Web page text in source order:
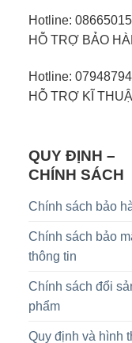
Hotline:
HỖ TRỢ BẢO
Hotline:
HỖ TRỢ KĨ
QUY ĐỊNH –
CHÍNH SÁCH
Chính sách bảo
Chính sách bảo
thông tin
Chính sách đổi
phẩm
Quy định và hình